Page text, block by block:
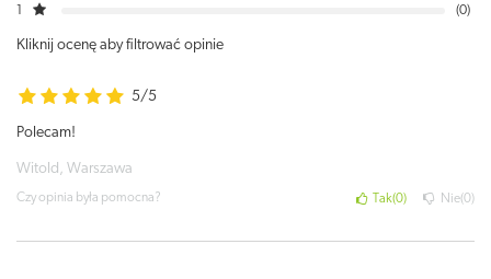
0
Kliknij ocenę aby filtrować opinie
5/5
Polecam!
Witold, Warszawa
Czy opinia była pomocna? Tak 0 Nie 0